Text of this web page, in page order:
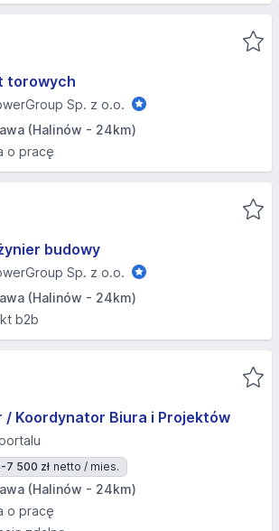
torowych
Sp. z o.o.
(Halinów - 24km)
o pracę
budowy
Sp. z o.o.
(Halinów - 24km)
b2b
/ Koordynator Biura i Projektów
7 500 zł netto / mies.
(Halinów - 24km)
o pracę